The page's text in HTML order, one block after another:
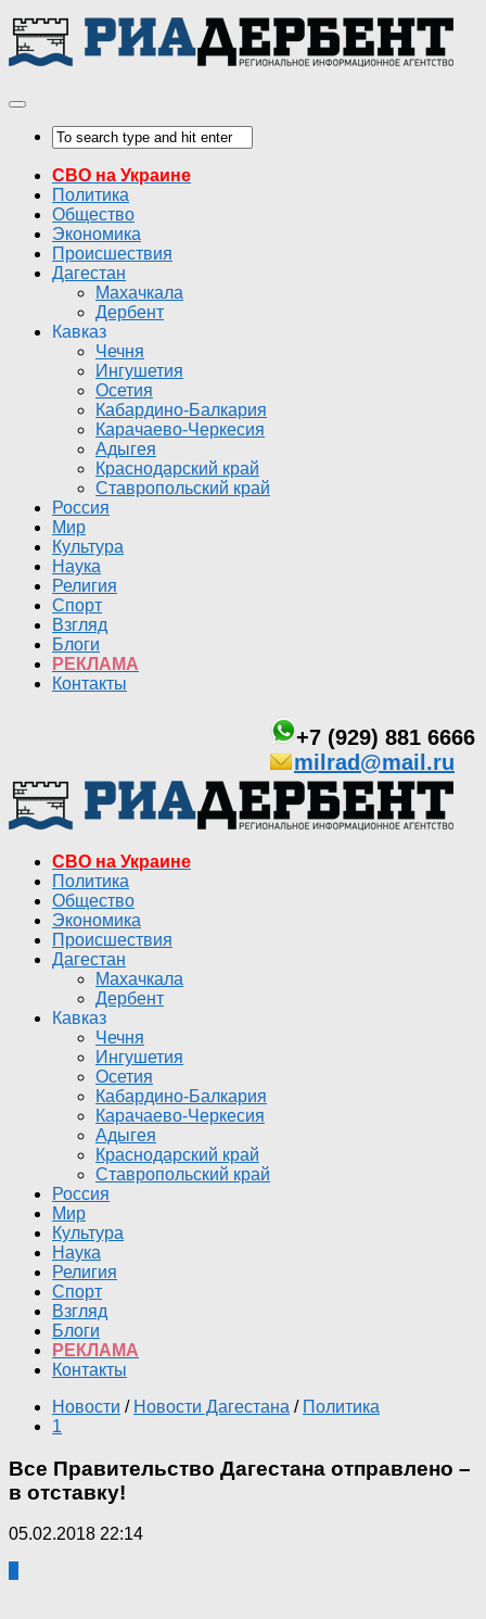
СВО на Украине
Политика
Общество
Экономика
Происшествия
Дагестан
Махачкала
Дербент
Кавказ
Чечня
Ингушетия
Осетия
Кабардино-Балкария
Карачаево-Черкесия
Адыгея
Краснодарский край
Ставропольский край
Россия
Мир
Культура
Наука
Религия
Спорт
Взгляд
Блоги
РЕКЛАМА
Контакты
+7 (929) 881 6666
milrad@mail.ru
СВО на Украине
Политика
Общество
Экономика
Происшествия
Дагестан
Махачкала
Дербент
Кавказ
Чечня
Ингушетия
Осетия
Кабардино-Балкария
Карачаево-Черкесия
Адыгея
Краснодарский край
Ставропольский край
Россия
Мир
Культура
Наука
Религия
Спорт
Взгляд
Блоги
РЕКЛАМА
Контакты
Новости / Новости Дагестана / Политика
1
Все Правительство Дагестана отправлено –
в отставку!
05.02.2018 22:14